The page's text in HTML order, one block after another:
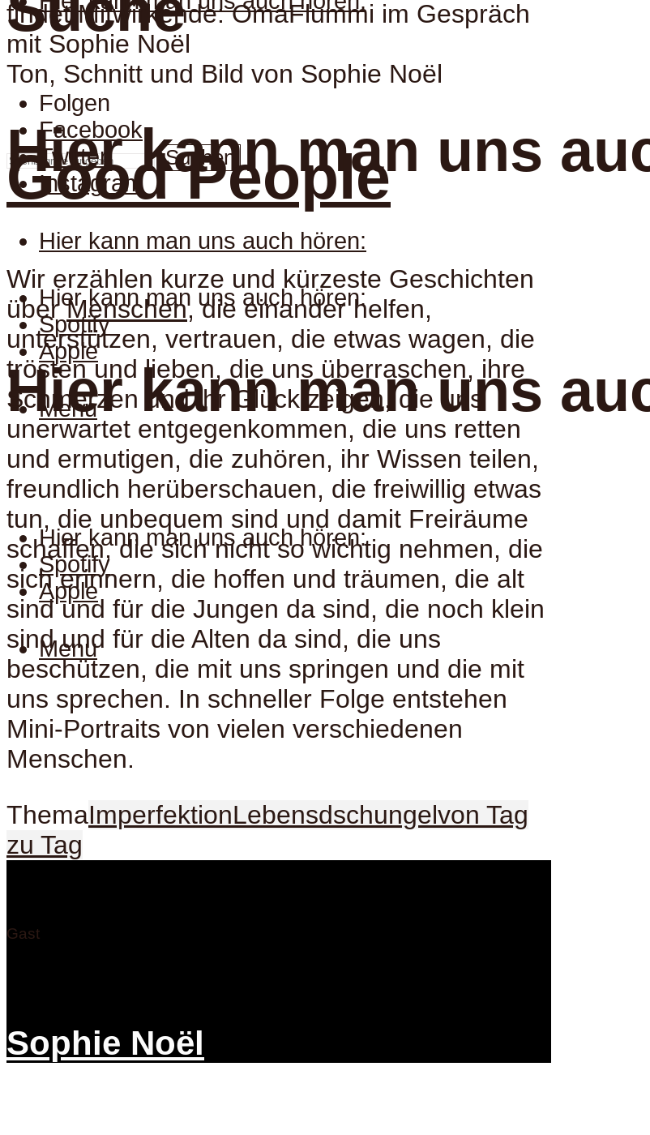
Suchen
Hier kann man uns
Hier kann man uns auch hören:
Spotify
Apple
Menu
Folgen
Facebook
Twitter
Instagram
Hier kann man uns auch hören:
Hier kann man uns
Hier kann man uns auch hören:
Spotify
Apple
Menu
findet.Mitwirkende: OmaFlummi im Gespräch
mit Sophie Noël
Ton, Schnitt und Bild von Sophie Noël
Good People
Wir erzählen kurze und kürzeste Geschichten
überMenschen, die einander helfen,
unterstützen, vertrauen, die etwas wagen, die
trösten und lieben, die uns überraschen, ihre
Schmerzen und ihr Glück zeigen, die uns
unerwartet entgegenkommen, die uns retten
und ermutigen, die zuhören, ihr Wissen teilen,
freundlich herüberschauen, die freiwillig etwas
tun, die unbequem sind und damit Freiräume
schaffen, die sich nicht so wichtig nehmen, die
sich erinnern, die hoffen und träumen, die alt
sind und für die Jungen da sind, die noch klein
sind und für die Alten da sind, die uns
beschützen, die mit uns springen und die mit
uns sprechen. In schneller Folge entstehen
Mini-Portraits von vielen verschiedenen
Menschen.
ThemaImperfektionLebensdschungelvon Tag
zu Tag
Gast
Sophie Noël